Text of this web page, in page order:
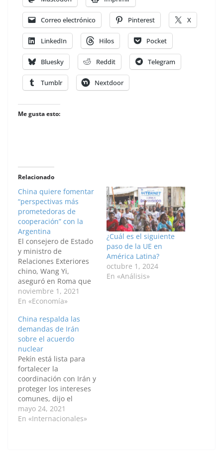
Correo electrónico Pinterest X
LinkedIn Hilos Pocket
Bluesky Reddit Telegram
Tumblr Nextdoor
Me gusta esto:
Relacionado
China quiere fomentar
“perspectivas más
prometedoras de
cooperación” con la
Argentina
El consejero de Estado
y ministro de
Relaciones Exteriores
chino, Wang Yi,
aseguró en Roma que
su país está dispuesto
a trabajar con
fomentar "perspectivas
más prometedoras de
cooperación" entre los
dos países, así como
también a seguir
proporcionándole al
país vacunas e
insumos médicos para
ayudar a…
noviembre 1, 2021
En «Economía»
¿Cuál es el siguiente
paso de la UE en
América Latina?
octubre 1, 2024
En «Análisis»
China respalda las
demandas de Irán
sobre el acuerdo
nuclear
Pekín está lista para
fortalecer la
coordinación con Irán y
proteger los intereses
comunes, dijo el
presidente chino a su
homólogo iraní. Por:
mayo 24, 2021
En «Internacionales»